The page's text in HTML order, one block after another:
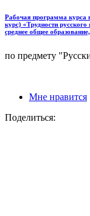
Рабочая программа курса
курс) «Трудности
среднее общее образование,
по предмету
Мне нравится
Поделиться: